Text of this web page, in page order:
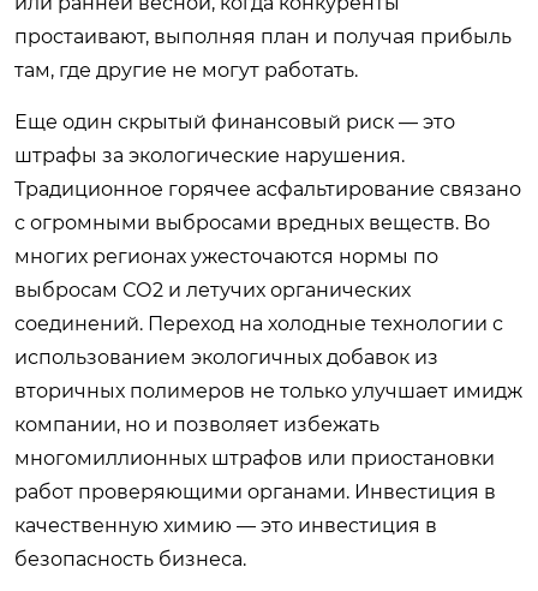
простаивают, выполняя план и получая прибыль
там, где другие не могут работать.
Еще один скрытый финансовый риск — это
штрафы за экологические нарушения.
Традиционное горячее асфальтирование связано
с огромными выбросами вредных веществ. Во
многих регионах ужесточаются нормы по
выбросам СО2 и летучих органических
соединений. Переход на холодные технологии с
использованием экологичных добавок из
вторичных полимеров не только улучшает имидж
компании, но и позволяет избежать
многомиллионных штрафов или приостановки
работ проверяющими органами. Инвестиция в
качественную химию — это инвестиция в
безопасность бизнеса.